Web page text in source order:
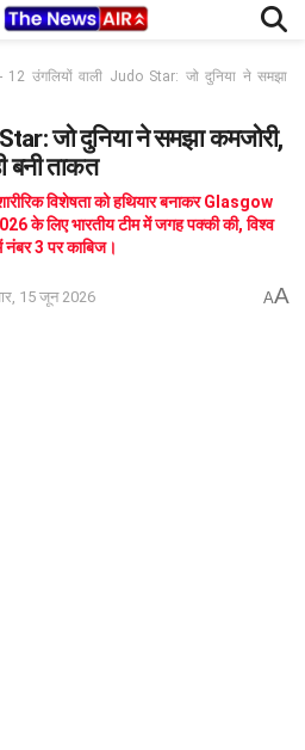
- 12 उंगलियों वाली Judo Star: जो दुनिया ने समझा
जो दुनिया ने समझा कमजोरी,
बनी ताकत
विशेषता को हथियार बनाकर Glasgow
लिए भारतीय टीम में जगह पक्की की, विश्व
नंबर 3 पर काबिज।
15 जून 2026 AA